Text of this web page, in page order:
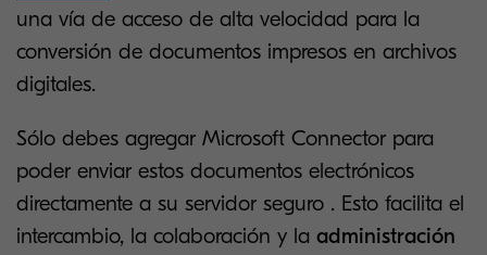
una vía de acceso de alta velocidad para la
conversión de documentos impresos en archivos
digitales.
Sólo debes agregar Microsoft Connector para
poder enviar estos documentos electrónicos
directamente a su servidor seguro . Esto facilita el
intercambio, la colaboración y la administración